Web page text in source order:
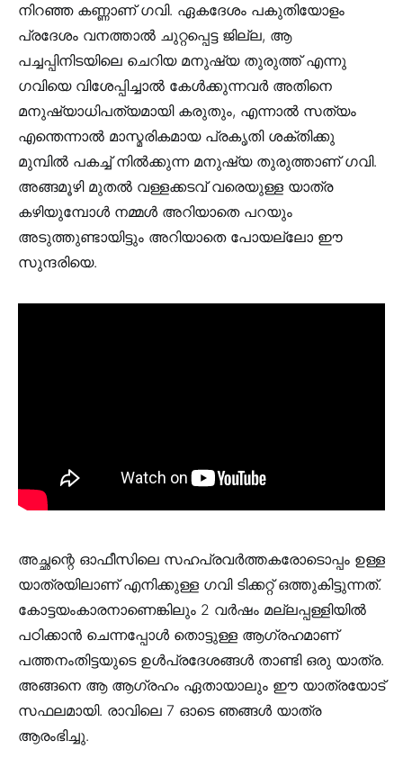
നിറഞ്ഞ കണ്ണാണ് ഗവി. ഏകദേശം പകുതിയോളം
പ്രദേശം വനത്താൽ ചുറ്റപ്പെട്ട ജില്ല, ആ
പച്ചപ്പിനിടയിലെ ചെറിയ മനുഷ്യ തുരുത്ത് എന്നു
ഗവിയെ വിശേപ്പിച്ചാൽ കേൾക്കുന്നവർ അതിനെ
മനുഷ്യാധിപത്യമായി കരുതും, എന്നാൽ സത്യം
എന്തെന്നാൽ മാസ്മരികമായ പ്രകൃതി ശക്തിക്കു
മുമ്പിൽ പകച്ച് നിൽക്കുന്ന മനുഷ്യ തുരുത്താണ് ഗവി.
അങ്ങമൂഴി മുതൽ വള്ളക്കടവ് വരെയുള്ള യാത്ര
കഴിയുമ്പോൾ നമ്മൾ അറിയാതെ പറയും
അടുത്തുണ്ടായിട്ടും അറിയാതെ പോയല്ലോ ഈ
സുന്ദരിയെ.
അച്ഛന്റെ ഓഫീസിലെ സഹപ്രവർത്തകരോടൊപ്പം ഉള്ള
യാത്രയിലാണ് എനിക്കുള്ള ഗവി ടിക്കറ്റ് ഒത്തുകിട്ടുന്നത്.
കോട്ടയംകാരനാണെങ്കിലും 2 വർഷം മല്ലപ്പള്ളിയിൽ
പഠിക്കാൻ ചെന്നപ്പോൾ തൊട്ടുള്ള ആഗ്രഹമാണ്
പത്തനംതിട്ടയുടെ ഉൾപ്രദേശങ്ങൾ താണ്ടി ഒരു യാത്ര.
അങ്ങനെ ആ ആഗ്രഹം ഏതായാലും ഈ യാത്രയോട്
സഫലമായി. രാവിലെ 7 ഓടെ ഞങ്ങൾ യാത്ര
ആരംഭിച്ചു.